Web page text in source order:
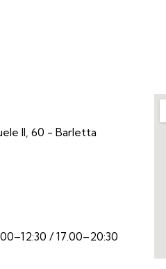
II, 60 - Barletta
/ 17.00–20:30